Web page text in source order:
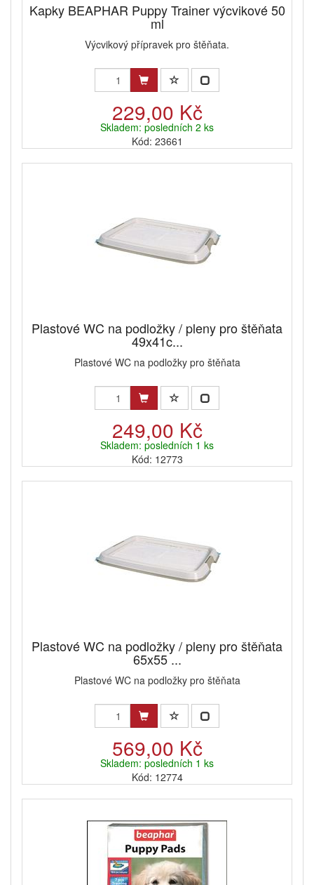
Kapky BEAPHAR Puppy Trainer výcvikové 50
ml
Výcvikový přípravek pro štěňata.
229,00 Kč
Skladem: posledních 2 ks
Kód: 23661
Plastové WC na podložky / pleny pro štěňata
49x41c...
Plastové WC na podložky pro štěňata
249,00 Kč
Skladem: posledních 1 ks
Kód: 12773
Plastové WC na podložky / pleny pro štěňata
65x55 ...
Plastové WC na podložky pro štěňata
569,00 Kč
Skladem: posledních 1 ks
Kód: 12774